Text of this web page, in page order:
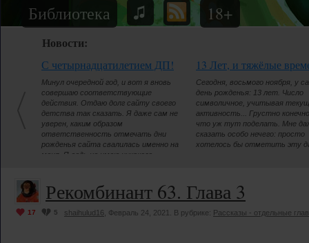
Библиотека 18+
Новости:
С четырнадцатилетием ДП!
Минул очередной год, и вот я вновь
совершаю соответствующие
действия. Отдаю долг сайту своего
детства так сказать. Я даже сам не
уверен, каким образом
ответственность отмечать дни
рожденья сайта свалилась именно на
меня. Я ведь не имею никакого
Читать весь пост «С
четырнадцатилетием
ДП!»
13 Лет, и тяжёлые
Сегодня, восьмого ноября, у
день рожденья: 13 лет. Число
символичное, учитывая
активность... Грустно
что уж тут поделать. Мне
сказать особо нечего: просто
хотелось бы отметить эту
Рекомбинант 63. Глава 3
17 5 shaihulud16 , Февраль 24, 2021. В рубрике: Рассказы - отдельные